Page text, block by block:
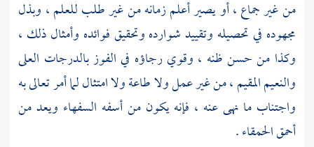
من غير جماع ، أو يصير أعلم زمانه من غير طلب للعلم ، وبذل
مجهوده في تحصيله وتقييد شوارده وتحقيق فوائده وأمثال ذلك ،
وكذا من حسن ظنه ، وقوي رجاؤه في الفوز بالدرجات العلى
والنعيم المقيم ، من غير عمل ولا طاعة ولا امتثال لما أمر تعالى به
واجتناب ما نهى عنه ، فإنه يكون من أسفه السفهاء ويعد من
أحمق الحمقاء .